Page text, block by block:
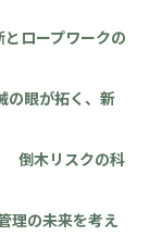
ロープワークの
の眼が拓く、新
倒木リスクの科
理の未来を考え